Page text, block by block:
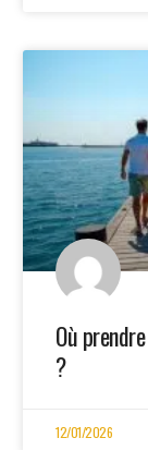
Où
?
12/01/2026